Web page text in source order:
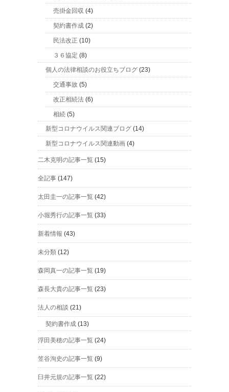
売掛金回収 (4)
契約書作成 (2)
民法改正 (10)
３６協定 (8)
個人の法律相談のお役立ちブログ (23)
交通事故 (5)
改正相続法 (6)
相続 (5)
新型コロナウイルス関連ブログ (14)
新型コロナウイルス関連動画 (4)
二木克明の記事一覧 (15)
全記事 (147)
太田圭一の記事一覧 (42)
小堀秀行の記事一覧 (33)
新着情報 (43)
未分類 (12)
森岡真一の記事一覧 (19)
森長大貴の記事一覧 (23)
法人の相談 (21)
契約書作成 (13)
浮田美穂の記事一覧 (24)
笠谷洵史の記事一覧 (9)
臼井元規の記事一覧 (22)